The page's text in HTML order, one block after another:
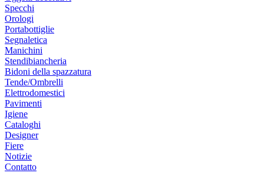
Specchi
Orologi
Portabottiglie
Segnaletica
Manichini
Stendibiancheria
Bidoni della spazzatura
Tende/Ombrelli
Elettrodomestici
Pavimenti
Igiene
Cataloghi
Designer
Fiere
Notizie
Contatto